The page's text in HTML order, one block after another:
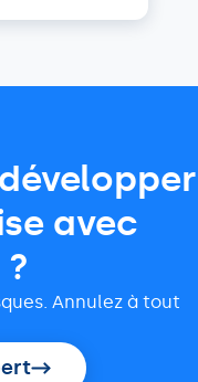
avec
Annulez à tout